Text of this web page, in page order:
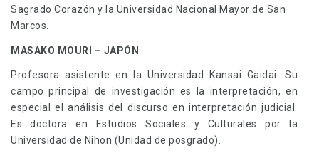
Sagrado Corazón y la Universidad Nacional Mayor de San
Marcos.
MASAKO MOURI – JAPÓN
Profesora asistente en la Universidad Kansai Gaidai. Su
campo principal de investigación es la interpretación, en
especial el análisis del discurso en interpretación judicial.
Es doctora en Estudios Sociales y Culturales por la
Universidad de Nihon (Unidad de posgrado).